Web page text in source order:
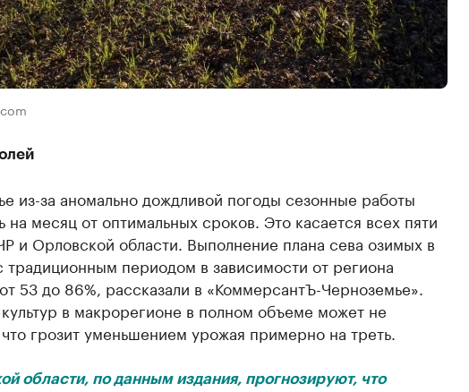
из-за аномально дождливой погоды сезонные работы
на месяц от оптимальных сроков. Это касается всех пяти
и Орловской области. Выполнение плана сева озимых в
традиционным периодом в зависимости от региона
53 до 86%, рассказали в «КоммерсантЪ-Черноземье».
в макрорегионе в полном объеме может не
грозит уменьшением урожая примерно на треть.
области, по данным издания, прогнозируют, что